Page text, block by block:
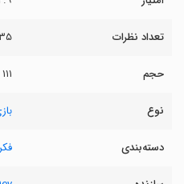
تعداد نظرات
حجم ۱۱۱ مگابایت
نوع
دسته‌بندی